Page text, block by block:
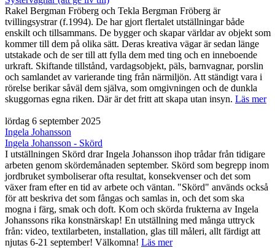
Rakel Bergman Fröberg och Tekla Bergman Fröberg är
tvillingsystrar (f.1994). De har gjort flertalet utställningar både
enskilt och tillsammans. De bygger och skapar världar av objekt som
kommer till dem på olika sätt. Deras kreativa vägar är sedan länge
utstakade och de ser till att fylla dem med ting och en inneboende
urkraft. Skiftande tillstånd, vardagsobjekt, päls, barnvagnar, porslin
och samlandet av varierande ting från närmiljön. Att ständigt vara i
rörelse berikar såväl dem själva, som omgivningen och de dunkla
skuggornas egna riken. Där är det fritt att skapa utan insyn. Läs mer
lördag 6 september 2025
Ingela Johansson
Ingela Johansson - Skörd
I utställningen Skörd drar Ingela Johansson ihop trådar från tidigare
arbeten genom skördemånaden september. Skörd som begrepp inom
jordbruket symboliserar ofta resultat, konsekvenser och det som
växer fram efter en tid av arbete och väntan. "Skörd" används också
för att beskriva det som fångas och samlas in, och det som ska
mogna i färg, smak och doft. Kom och skörda frukterna av Ingela
Johanssons rika konstnärskap! En utställning med många uttryck
från: video, textilarbeten, installation, glas till måleri, allt färdigt att
njutas 6-21 september! Välkomna! Läs mer